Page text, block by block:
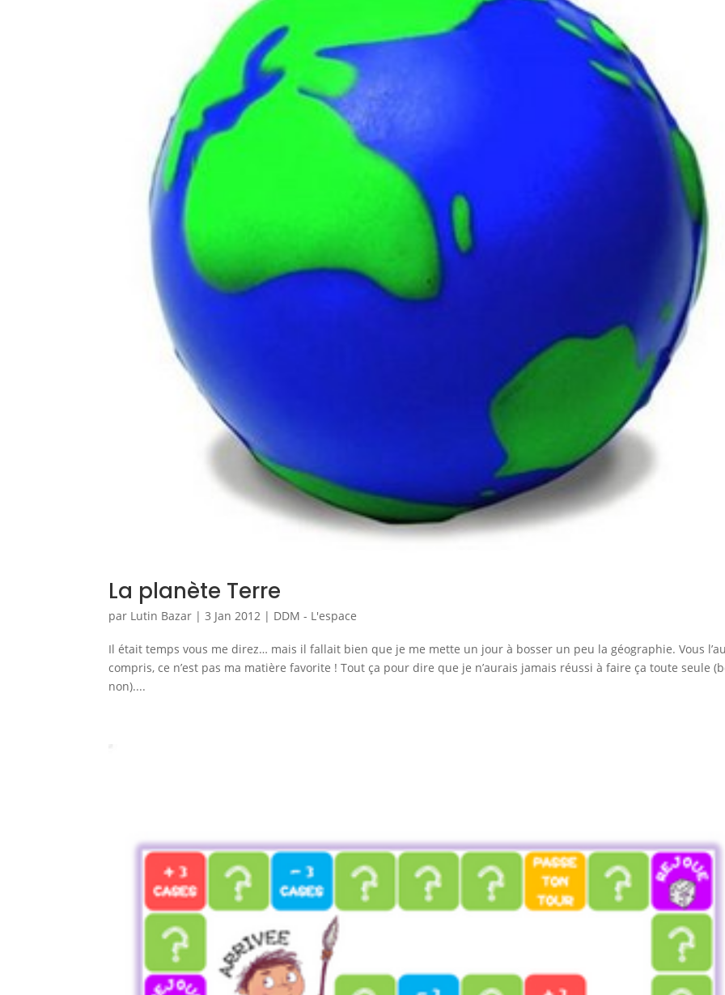
La planète Terre
par Lutin Bazar |3 Jan 2012 | DDM - L'espace
Il était temps vous me direz… mais il fallait bien que je me mette un jour à bosser un peu la géographie. Vous
compris, ce n’est pas ma matière favorite ! Tout ça pour dire que je n’aurais jamais réussi à faire ça toute seule
non)....